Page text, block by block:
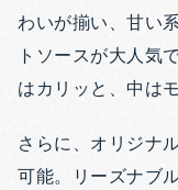
わいが揃い、甘い
トソースが大人気
はカリッと、中は
さらに、オリジナ
可能。リーズナブ